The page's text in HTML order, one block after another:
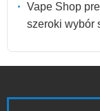
Vape Shop
szeroki wybór